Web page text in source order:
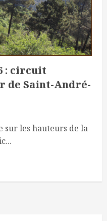
: circuit
de Saint-André-
sur les hauteurs de la